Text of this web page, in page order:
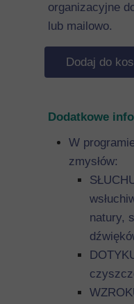
Dodaj do
organizacyjne
lub mailowo.
Dodatkowe
W
zmysłów:
natury,